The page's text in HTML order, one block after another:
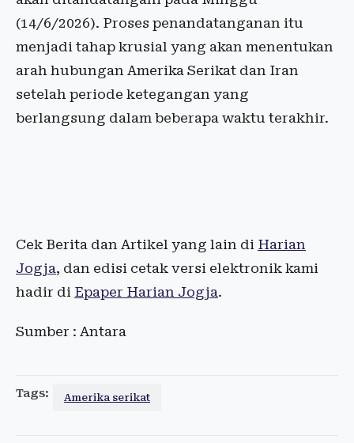
(14/6/2026). Proses penandatanganan itu
menjadi tahap krusial yang akan menentukan
arah hubungan Amerika Serikat dan Iran
setelah periode ketegangan yang
berlangsung dalam beberapa waktu terakhir.
Cek Berita dan Artikel yang lain di Harian
Jogja, dan edisi cetak versi elektronik kami
hadir di Epaper Harian Jogja.
Sumber : Antara
Tags: Amerika serikat